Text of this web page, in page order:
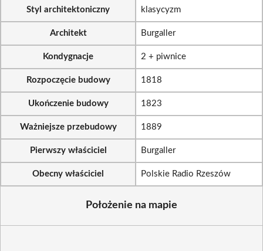
Styl architektoniczny klasycyzm
Architekt Burgaller
Kondygnacje 2 + piwnice
Rozpoczęcie budowy 1818
Ukończenie budowy 1823
Ważniejsze przebudowy 1889
Pierwszy właściciel Burgaller
Obecny właściciel Polskie Radio Rzeszów
Położenie na mapie